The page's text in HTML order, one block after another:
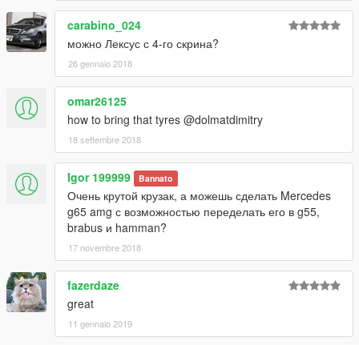
-------------------------------------------------------
Author data
home page - https://vk.com/djdolmat
facebook - https://www.facebook.com/dolmatinetz
mail - dolmatinetz@mail.ru
skype - dolmatinetz
gallery - https://fotki.yandex.ru/users/dolmat-dmitry/
youtube channel - https://www.youtube.com/user/dolmatdmitry
-------------------------------------------------------
Любишь мои работы?
Поддержи проекты
Donate next projects
dolmat.dmitry@yandex.ru
quiwi
+79268584542
carabino_024
можно Лексус с 4-го скрина?
26 gennaio 2018
omar26125
how to bring that tyres @dolmatdimitry
18 settembre 2018
Igor 199999 Bannato
Очень крутой крузак, а можешь сделать Mercedes
g65 amg с возможностью переделать его в g55,
brabus и hamman?
17 novembre 2018
fazerdaze
great
11 gennaio 2019